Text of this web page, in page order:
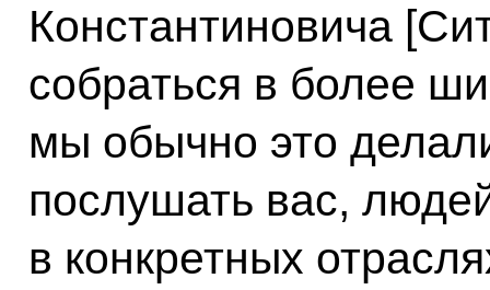
Константиновича
собраться в более
мы обычно это
послушать вас,
в конкретных